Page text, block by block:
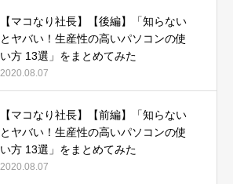
【マコなり社長】【後編】「知らない
とヤバい！生産性の高いパソコンの使
い方 13選」をまとめてみた
2020.08.07
【マコなり社長】【前編】「知らない
とヤバい！生産性の高いパソコンの使
い方 13選」をまとめてみた
2020.08.07